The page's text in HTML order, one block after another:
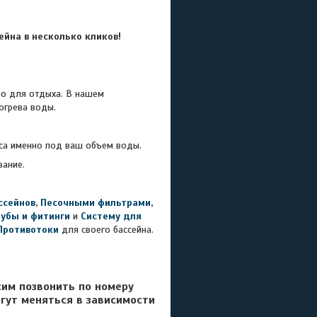
в несколько кликов!
для отдыха. В нашем
воды.
именно под ваш объем воды.
, Песочными фильтрами,
и фитинги и Систему для
для своего бассейна.
позвонить по номеру
меняться в зависимости